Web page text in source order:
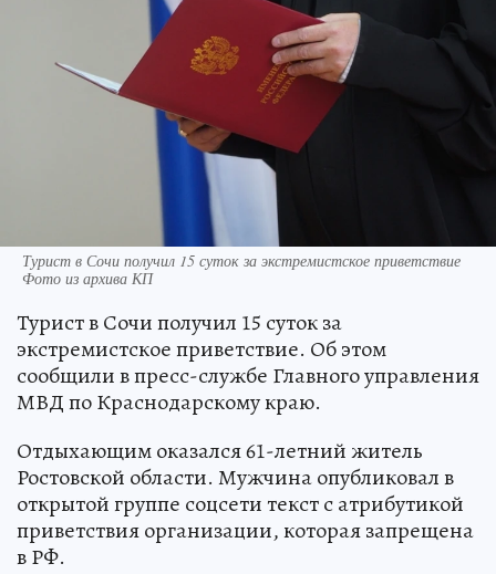
Турист в Сочи получил 15 суток за экстремистское приветствие
Фото из архива КП
Турист в Сочи получил 15 суток за
экстремистское приветствие. Об этом
сообщили в пресс-службе Главного управления
МВД по Краснодарскому краю.
Отдыхающим оказался 61-летний житель
Ростовской области. Мужчина опубликовал в
открытой группе соцсети текст с атрибутикой
приветствия организации, которая запрещена
в РФ.